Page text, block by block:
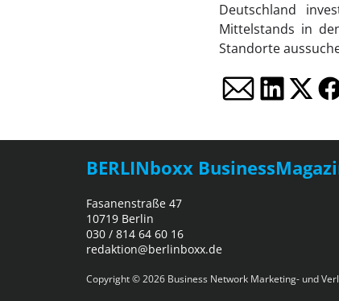
Deutschland
Mittelstands in
Standorte
BERLINboxx
Fasanenstraße 47
10719 Berlin
030 / 814 64 60 16
redaktion@berlinboxx.de
Copyright © 2026 Business Network Marketing- und